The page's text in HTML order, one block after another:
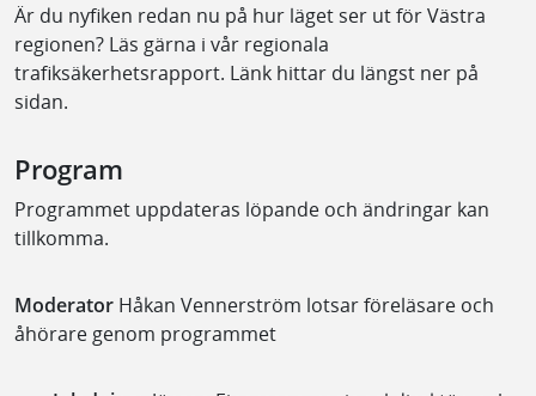
Är du nyfiken redan nu på hur läget ser ut för Västra
regionen? Läs gärna i vår regionala
trafiksäkerhetsrapport. Länk hittar du längst ner på
sidan.
Program
Programmet uppdateras löpande och ändringar kan
tillkomma.
Moderator Håkan Vennerström lotsar föreläsare och
åhörare genom programmet